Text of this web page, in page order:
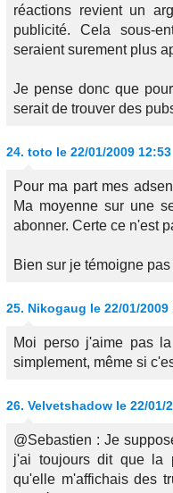
réactions revient un
publicité. Cela sous-
seraient surement plus
Je pense donc que
serait de trouver des
24. toto le 22/01/2009 12:53
Pour ma part mes
Ma moyenne sur une
abonner. Certe ce n'est
Bien sur je témoigne
25. Nikogaug le 22/01/2009
Moi perso j'aime pas
simplement, même si
26. Velvetshadow le 22/01/
@Sebastien : Je
j'ai toujours dit que la
qu'elle m'affichais des